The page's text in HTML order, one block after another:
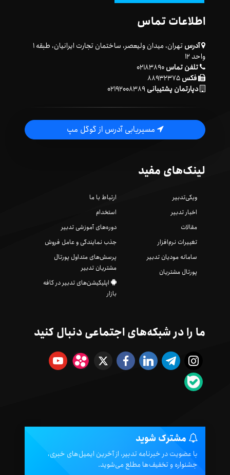
اطلاعات تماس
آدرس
تهران، میدان ولیعصر، ساختمان تجارت ایرانیان، طبقه ۱
واحد ۱۲
تلفن تماس۰۲۱۸۳۸۹۰
فکس
دپارتمان پشتیبانی۰۲۱۹۲۰۰۸۳۸۹
مسیریابی آدرس از گوگل مپ
لینک‌های مفید
ویکی‌تدبیر
اخبار تدبیر
مقالات
تغییرات نرم‌افزار
سامانه مودیان تدبیر
پورتال مشتریان
ارتباط با ما
استخدام
دوره‌های آموزشی تدبیر
جذب نمایندگی و عامل فروش
پرسش‌های متداول پورتال
مشتریان تدبیر
اپلیکیشن‌های تدبیر در کافه
بازار
ما را در شبکه‌های اجتماعی دنبال کنید
مشترک شوید
با عضویت در خبرنامه تدبیر، از آخرین ایمیل‌های خبری،
جشنواره و تخفیف‌ها مطلع می‌شوید.